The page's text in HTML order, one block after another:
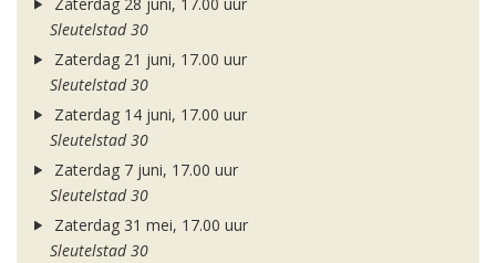
Zaterdag 28 juni, 17.00 uur
Sleutelstad 30
Zaterdag 21 juni, 17.00 uur
Sleutelstad 30
Zaterdag 14 juni, 17.00 uur
Sleutelstad 30
Zaterdag 7 juni, 17.00 uur
Sleutelstad 30
Zaterdag 31 mei, 17.00 uur
Sleutelstad 30